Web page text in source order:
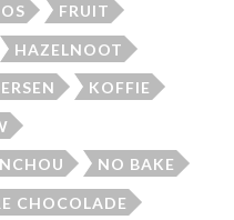
FRUIT
HAZELNOOT
KOFFIE
NO BAKE
CHOCOLADE